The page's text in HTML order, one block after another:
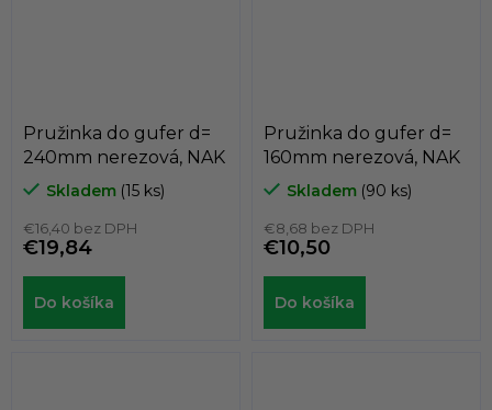
Pružinka do gufer d=
240mm nerezová, NAK
Skladem (15 ks)
€16,40 bez DPH
€19,84
Do košíka
Pružinka do gufer d=
160mm nerezová, NAK
Skladem (90 ks)
€8,68 bez DPH
€10,50
Do košíka